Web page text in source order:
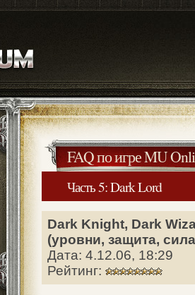
FAQ по игре MU
Часть 5: Dark Lord
Dark Knight, Dark
(уровни, защита,
Дата: 4.12.06, 18:29
Рейтинг: